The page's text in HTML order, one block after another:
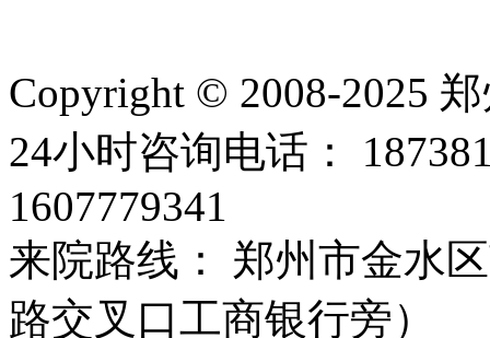
Copyright © 2008-2025
24小时咨询电话：
1607779341
来院路线： 郑州市金水
路交叉口工商银行旁）